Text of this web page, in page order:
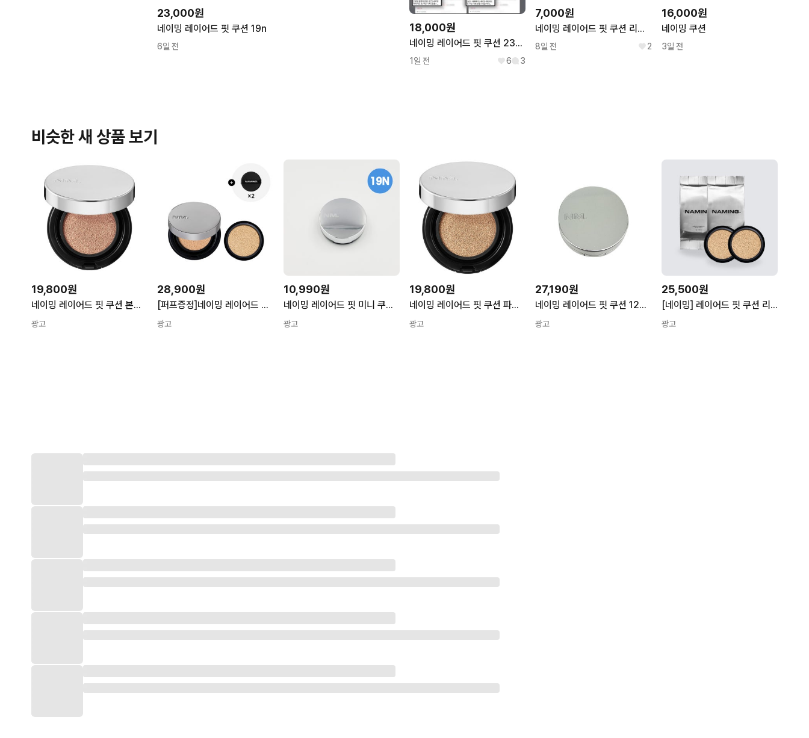
23,000원
네이밍 레이어드 핏 쿠션 19n
6일 전
18,000원
네이밍 레이어드 핏 쿠션 23Y 본품+23Y,리필
1일 전 6 3
7,000원
네이밍 레이어드 핏 쿠션 리필 (21Y)
8일 전 2
16,000원
네이밍 쿠션
3일 전
비슷한 새 상품 보기
19,800원
네이밍 레이어드 핏 쿠션 본품 12g 21P 1개
광고
28,900원
[퍼프증정]네이밍 레이어드 핏 쿠션 (본품+리필) (12g x 2)
광고
10,990원
네이밍 레이어드 핏 미니 쿠션 19N 1개
광고
19,800원
네이밍 레이어드 핏 쿠션 파운데이션 12g SPF50+ PA+++ 21Y 1개
광고
27,190원
네이밍 레이어드 핏 쿠션 12g(SPF50+) 본품+리필 -17Y
광고
25,500원
[네이밍] 레이어드 핏 쿠션 리필 듀오12g 8809562554523
광고